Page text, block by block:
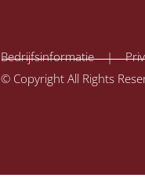
Bedrijfsinformatie |
© Copyright All Rights